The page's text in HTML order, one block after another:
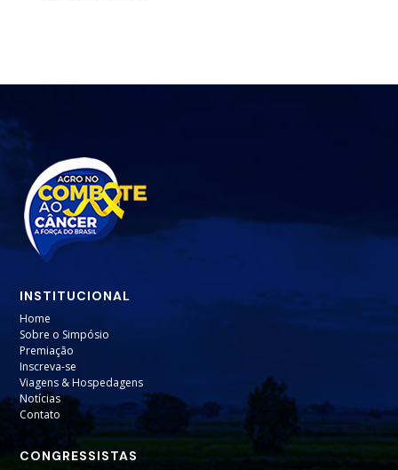
INSTITUCIONAL
Home
Sobre o Simpósio
Premiação
Inscreva-se
Viagens & Hospedagens
Notícias
Contato
CONGRESSISTAS